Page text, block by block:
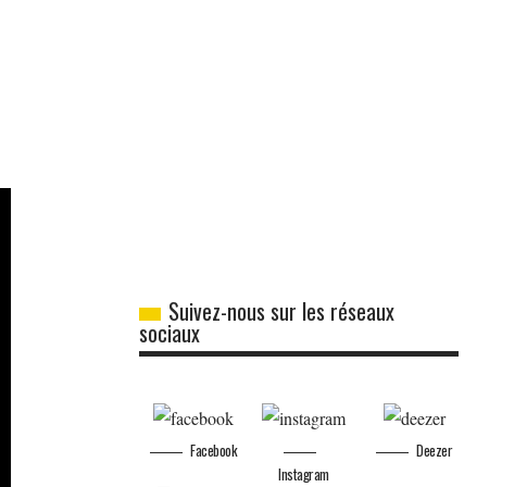
Suivez-nous sur les réseaux
sociaux
Facebook
Instagram
Deezer